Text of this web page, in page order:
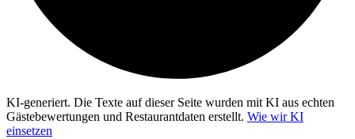
KI-generiert. Die Texte auf dieser Seite wurden mit KI aus echten
Gästebewertungen und Restaurantdaten erstellt. Wie wir KI
einsetzen